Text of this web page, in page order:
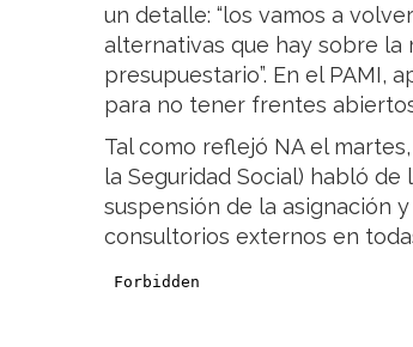
un detalle: “los vamos a
alternativas que hay sobre
presupuestario”. En el PAMI,
para no tener frentes
Tal como reflejó NA el
la Seguridad Social) habló
suspensión de la asignación
consultorios externos en